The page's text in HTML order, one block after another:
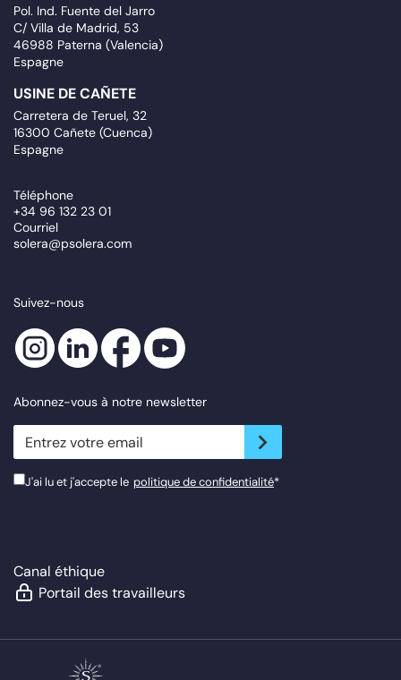
Pol. Ind. Fuente del Jarro
C/ Villa de Madrid, 53
46988 Paterna (Valencia)
Espagne
USINE DE CAÑETE
Carretera de Teruel, 32
16300 Cañete (Cuenca)
Espagne
Téléphone
+34 96 132 23 01
Courriel
solera@psolera.com
Suivez-nous
Abonnez-vous à notre newsletter
newsletter.suscribe
J'ai lu et j'accepte le politique de confidentialité*
Canal éthique
Portail des travailleurs